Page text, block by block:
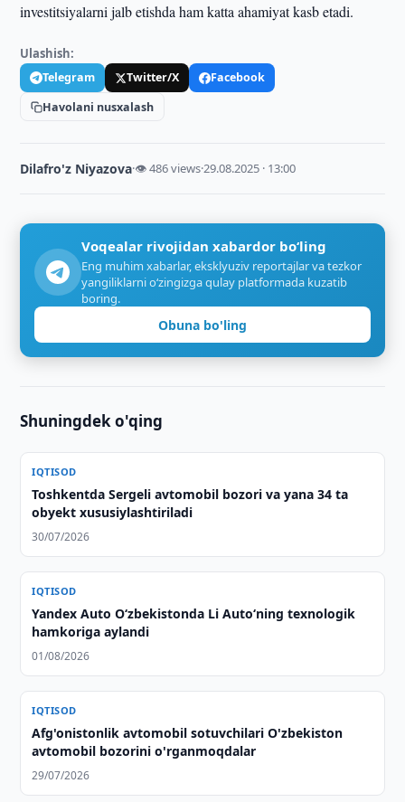
investitsiyalarni jalb etishda ham katta ahamiyat kasb etadi.
Ulashish:
Telegram Twitter/X
Facebook
Havolani nusxalash
Dilafro'z Niyazova·👁 486 views·29.08.2025 · 13:00
Voqealar rivojidan xabardor bo‘ling
Eng muhim xabarlar, eksklyuziv reportajlar va tezkor
yangiliklarni o‘zingizga qulay platformada kuzatib
boring.
Obuna bo'ling
Shuningdek o'qing
IQTISOD
Toshkentda Sergeli avtomobil bozori va yana 34 ta
obyekt xususiylashtiriladi
30/07/2026
IQTISOD
Yandex Auto O‘zbekistonda Li Auto‘ning texnologik
hamkoriga aylandi
01/08/2026
IQTISOD
Afg'onistonlik avtomobil sotuvchilari O'zbekiston
avtomobil bozorini o'rganmoqdalar
29/07/2026